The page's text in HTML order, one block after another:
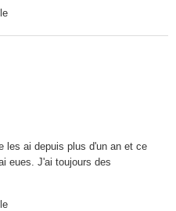
les ai depuis plus d'un an et ce
eues. J'ai toujours des